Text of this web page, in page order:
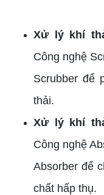
Xử lý khí
Công nghệ
Scrubber để
thải.
Xử lý khí
Công nghệ
Absorber để
chất hấp thụ.